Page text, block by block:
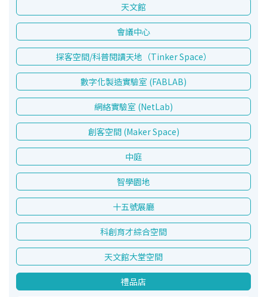
天文館
會議中心
探客空間/科普閱讀天地（Tinker Space）
數字化製造實驗室 (FABLAB)
網絡實驗室 (NetLab)
創客空間 (Maker Space)
中庭
智學園地
十五號展廳
科創育才綜合空間
天文館大堂空間
禮品店